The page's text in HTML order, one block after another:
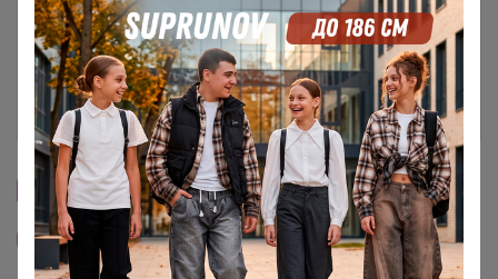
Ключевые даты
История проведённых выкупов
Cтраничка организатора
Другие СП организатора Селена